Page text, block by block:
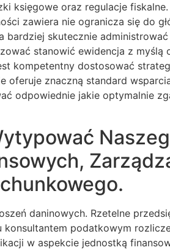
oraz regulacje
zawiera nie ogranicza się do
skutecznie
stanowić ewidencja z myślą
kompetentny dostosować
znaczną standard
odpowiednie jakie optymalnie
daninowych. Rzetelne
podatkowym
w aspekcie jednostką